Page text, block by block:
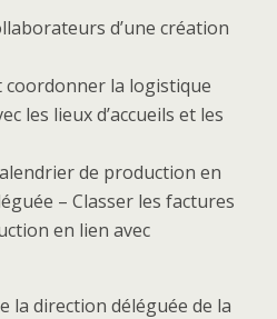
d’une création
la logistique
les lieux d’accueils et les
de production en
– Classer les factures
en lien avec
la direction déléguée de la